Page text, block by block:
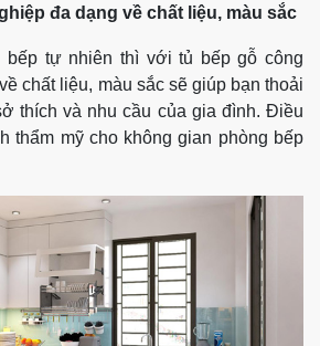
đa dạng về chất liệu, màu sắc
bếp tự nhiên thì với tủ bếp gỗ công
chất liệu, màu sắc sẽ giúp bạn thoải
thích và nhu cầu của gia đình. Điều
thẩm mỹ cho không gian phòng bếp